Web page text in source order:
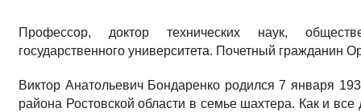
Профессор, доктор технических наук,
государственного университета. Почетный гражданин
Виктор Анатольевич Бондаренко родился 7 января
района Ростовской области в семье шахтера. Как и